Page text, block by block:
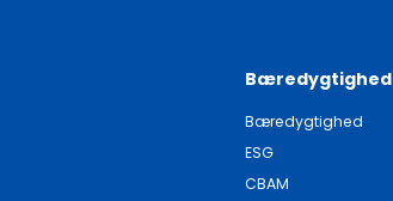
Bæredygtighed
Bæredygtighed
ESG
CBAM